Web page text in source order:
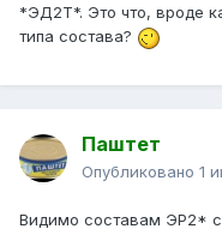
*ЭД2Т*. Это что, вроде
типа состава?
Паштет
Опубликовано 1
Видимо составам ЭР2*